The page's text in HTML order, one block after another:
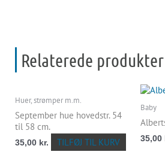
Relaterede produkter
Huer, strømper m.m.
September hue hovedstr. 54
til 58 cm.
35,00 kr. TILFØJ TIL KURV
Baby
35,00